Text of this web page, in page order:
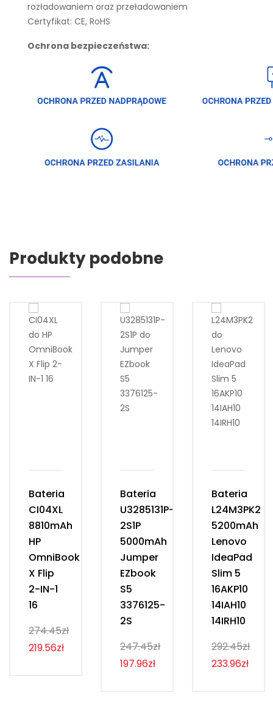
rozładowaniem oraz przeładowaniem
Certyfikat: CE, RoHS
Ochrona bezpieczeństwa:
Produkty podobne
Bateria
CI04XL
8810mAh
HP
OmniBook
X Flip
2-IN-1
16
274.45zł
219.56zł
Bateria
U3285131P-
2S1P
5000mAh
Jumper
EZbook
S5
3376125-
2S
247.45zł
197.96zł
Bateria
L24M3PK2
5200mAh
Lenovo
IdeaPad
Slim 5
16AKP10
14IAH10
14IRH10
292.45zł
233.96zł